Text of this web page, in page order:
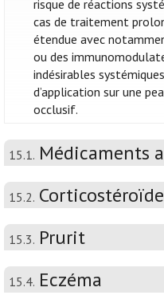
risque de réactions
cas de traitement
étendue avec
ou des
indésirables
d’application sur une
occlusif.
15.1. Médicaments
15.2.
15.3. Prurit
15.4. Eczéma